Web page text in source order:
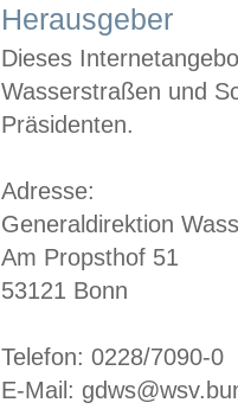
Herausgeber
Dieses
Wasserstraßen und
Präsidenten.
Adresse:
Generaldirektion
Am Propsthof 51
53121 Bonn
Telefon: 0228/7090-0
E-Mail: